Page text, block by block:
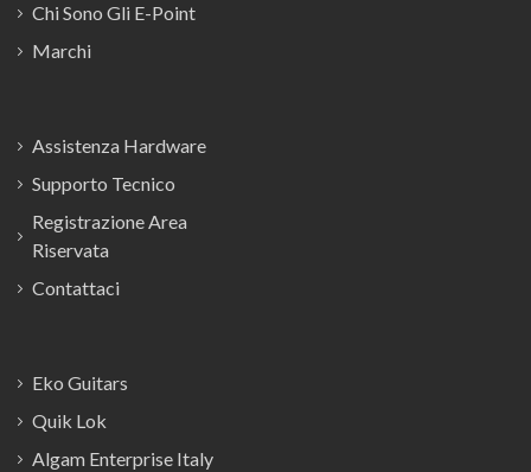
Chi Sono Gli E-Point
Marchi
Assistenza Hardware
Supporto Tecnico
Registrazione Area
Riservata
Contattaci
Eko Guitars
Quik Lok
Algam Enterprise Italy